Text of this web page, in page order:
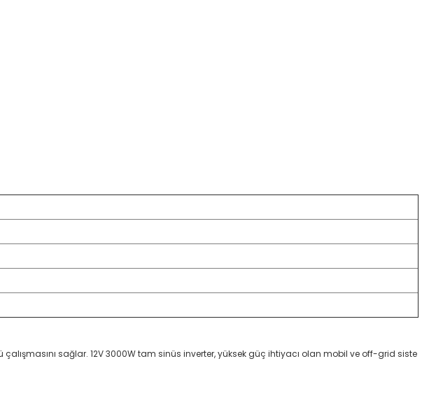
sağlar. 12V 3000W tam sinüs inverter, yüksek güç ihtiyacı olan mobil ve off-grid siste